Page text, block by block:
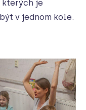
je
v jednom kole.